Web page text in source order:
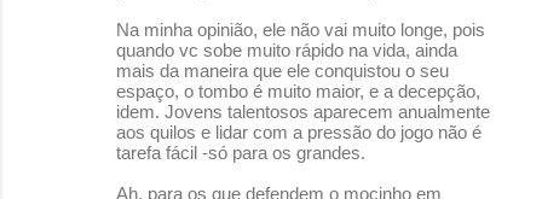
Na minha opinião, ele não vai muito longe, pois
quando vc sobe muito rápido na vida, ainda
mais da maneira que ele conquistou o seu
espaço, o tombo é muito maior, e a decepção,
idem. Jovens talentosos aparecem anualmente
aos quilos e lidar com a pressão do jogo não é
tarefa fácil -só para os grandes.
Ah, para os que defendem o mocinho em